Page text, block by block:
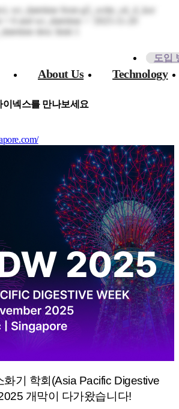
About Us​ Technology
도입
wr_datetime from g5_write_s4_4_kor
= 0 and wr_datetime < '2025-11-20
desc limit 1
이넥스를 만나보세요
화기 학회(Asia Pacific Digestive
개막이 다가왔습니다!